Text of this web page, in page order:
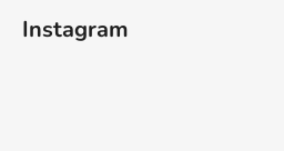
Instagram